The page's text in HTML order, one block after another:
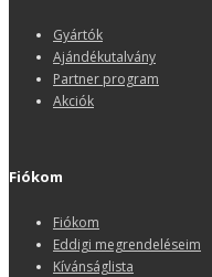
Gyártók
Ajándékutalvány
Partner program
Akciók
Fiókom
Fiókom
Eddigi megrendeléseim
Kívánságlista